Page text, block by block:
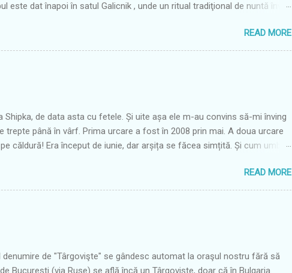
este dat înapoi în satul Galicnik , unde un ritual tradiţional de nuntă învie
mod de viaţă preţuit cândva aici. În perioada sa de glorie, în acest sat
an de ziua Sfântului Petru. Şi totuşi în iulie, mai exact în primul sfârșit
Sfântului Petru, se aud din nou tobele și se scot din cufere costumele
Multe dintre ritualuri pe care le puteți vedea aici sunt comune
READ MORE
Shipka, de data asta cu fetele. Și uite așa ele m-au convins să-mi înving
trepte până în vârf. Prima urcare a fost în 2008 prin mai. A doua urcare
căldură! Era început de iunie, dar arșița se făcea simțită. Și cum umbra
de la hotel în urmă cu vreo oră și ceva. Pe vremuri drumul acesta prin
circulat, fiind drumul de tiruri. Acum tirurile merg pe alt drum mai lin,
datorită curbelor strânse și periculoase. Dar acum vara este o
merg pe un alt drum paralel, pe aici e o adevărată plăcere să
READ MORE
de "Târgovişte" se gândesc automat la oraşul nostru fără să
Bucureşti (via Ruse) se află încă un Târgovişte, doar că în Bulgaria.